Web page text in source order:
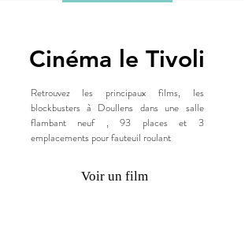
Cinéma le Tivoli
Retrouvez les principaux films, les
blockbusters à Doullens dans une salle
flambant neuf , 93 places et 3
emplacements pour fauteuil roulant
Voir un film